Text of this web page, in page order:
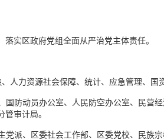
实区政府党组全面从严治党主体责任。
人力资源社会保障、统计、应急管理、国
防动员办公室、人民防空办公室、民营
审计局。
派、区委社会工作部、区委党校、民族